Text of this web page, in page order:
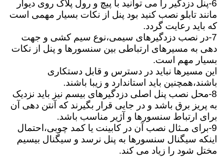
6-پنل دزدگیر را می توانید با پیچ و رول پلاک روی دیوار
مانند تابلو نصب کنید بود پنل از نکات بسیار مهمی است
که باید رعایت گردد.
7-در نصب دزدگیرهای سیمی،نوع سیم کشی و جهت
دهی به مسیرهای ارتباطی بین سنسورها و پنل از نکات
بسیار مهم است.
این مسیرها نباید در دسترس و قابل دستکاری
باشند،همچنین باید استاندارد و زیبا باشند.
8-محل نصب پنل اصلی دزدگیرهای بیسم نیز باید نزدیک
به پریز برق باشد و در جایی قرار بگیرند که آنتن دهی آن
برای ارتباط سنسورها و آژیر مناسب باشد.
9-برای مـثال نصب آن در کابینت یا کمد چوبی،احتمال
اینکه سیگنال سنسورها به پنل نرسد و سیگنال بیسیم
مختل شود را زیاد می کند.